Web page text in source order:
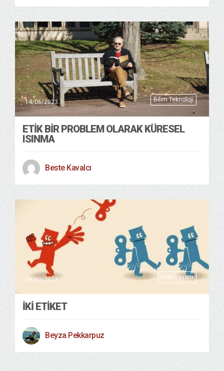
Bilim Teknoloji
14/06/2023
ETIK BIR PROBLEM OLARAK KÜRESEL
ISINMA
Beste Kavalcı
Hobi Yaşam
19/03/2023
İKİ ETİKET
Beyza Pekkarpuz